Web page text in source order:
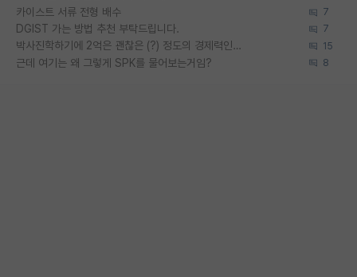
카이스트 서류 전형 배수 7
DGIST 가는 방법 추천 부탁드립니다. 7
박사진학하기에 2억은 괜찮은 (?) 정도의 경제력인가요 15
근데 여기는 왜 그렇게 SPK를 물어보는거임? 8